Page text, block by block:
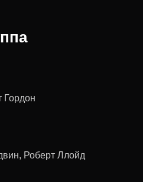
Гордон
Роберт Ллойд